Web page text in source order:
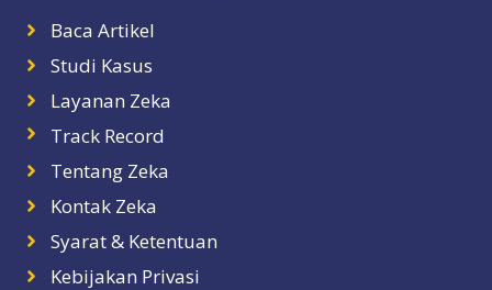
Baca Artikel
Studi Kasus
Layanan Zeka
Track Record
Tentang Zeka
Kontak Zeka
Syarat & Ketentuan
Kebijakan Privasi